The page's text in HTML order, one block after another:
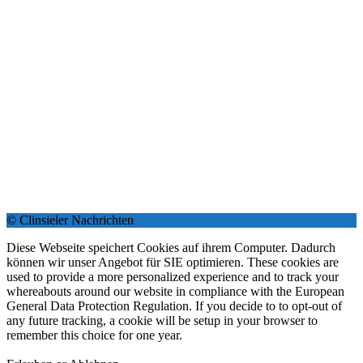
© Clinsieler Nachrichten
Diese Webseite speichert Cookies auf ihrem Computer. Dadurch
können wir unser Angebot für SIE optimieren. These cookies are
used to provide a more personalized experience and to track your
whereabouts around our website in compliance with the European
General Data Protection Regulation. If you decide to to opt-out of
any future tracking, a cookie will be setup in your browser to
remember this choice for one year.